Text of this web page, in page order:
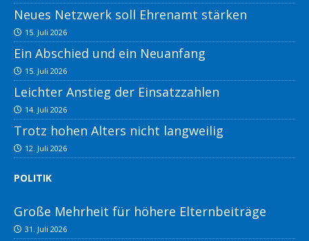
Neues Netzwerk soll Ehrenamt stärken
15. Juli 2026
Ein Abschied und ein Neuanfang
15. Juli 2026
Leichter Anstieg der Einsatzzahlen
14. Juli 2026
Trotz hohen Alters nicht langweilig
12. Juli 2026
POLITIK
Große Mehrheit für höhere Elternbeiträge
31. Juli 2026